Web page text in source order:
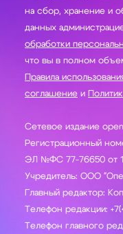
на сбор, хранение и обработку ваших персональных
данных
обработки
что вы в полном
Правила
соглашение и
Сетевое издание
Регистрационный
ЭЛ №ФС 77-76650 от
Учредитель: ООО
Главный редактор:
Телефон редакции:
Телефон главного